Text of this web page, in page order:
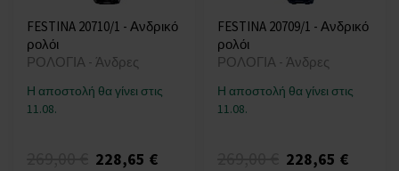
FESTINA 20710/1 - Ανδρικό
ρολόι
ΡΟΛΟΓΙΑ - Άνδρες
Η αποστολή θα γίνει στις
11.08.
228,65 €
FESTINA 20709/1 - Ανδρικό
ρολόι
ΡΟΛΟΓΙΑ - Άνδρες
Η αποστολή θα γίνει στις
11.08.
228,65 €